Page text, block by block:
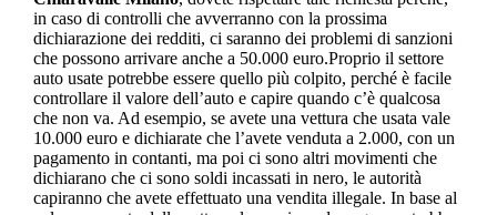
in caso di controlli che avverranno con la prossima
dichiarazione dei redditi, ci saranno dei problemi di sanzioni
che possono arrivare anche a 50.000 euro.Proprio il settore
auto usate potrebbe essere quello più colpito, perché è facile
controllare il valore dell’auto e capire quando c’è qualcosa
che non va. Ad esempio, se avete una vettura che usata vale
10.000 euro e dichiarate che l’avete venduta a 2.000, con un
pagamento in contanti, ma poi ci sono altri movimenti che
dichiarano che ci sono soldi incassati in nero, le autorità
capiranno che avete effettuato una vendita illegale. In base al